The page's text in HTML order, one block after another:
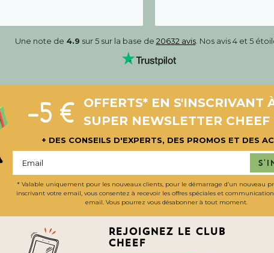
Une note de 4.9 sur 5 sur la base de 20632 avis. Nos avis 4 et 5
-5 €
OFFERTS* EN S'INSCRIVANT
SUPER NEWSLETTER CHEEF
+ DES CONSEILS D'EXPERTS, DES PROMOS ET DES
* Valable uniquement pour les nouveaux clients, pour le démarrage d’un nouveau
inscrivant votre email, vous consentez à recevoir les offres spéciales et
email. Vous pourrez vous désabonner à tout moment.
Rejoignez le club
cheef